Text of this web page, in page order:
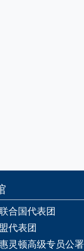
合国代表团
代表团
灵顿高级专员公署